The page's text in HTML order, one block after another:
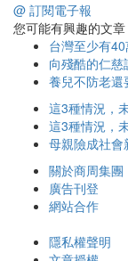
@ 訂閱電子報
您可能有興趣的文章
台灣至少有
向殘酷的仁慈
養兒不防老
這3種情況，
這3種情況，
母親險成社
關於商周集團
廣告刊登
網站合作
隱私權聲明